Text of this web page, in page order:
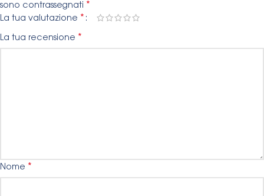
sono contrassegnati *
La tua valutazione *
La tua recensione *
Nome *